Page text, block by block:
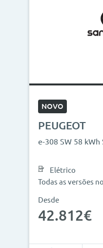
NOVO
PEUGEOT
e-308 SW 58 kWh
Elétrico
Todas as versões
Desde
42.812€